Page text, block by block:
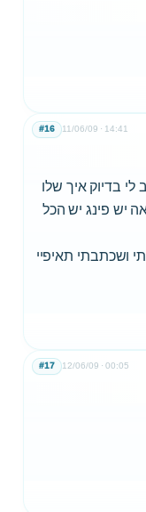
11/06/09 14:41
#16
לי בדיוק איך שלו
יש פינג יש הכל
ושכתבתי תאיפיי
12/06/09 00:05
#17